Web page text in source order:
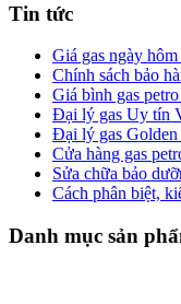
Tin tức
Giá gas ngày
Chính sách bảo
Giá bình gas
Đại lý gas Uy tín
Đại lý gas
Cửa hàng gas
Sửa chữa bảo
Cách phân biệt,
Danh mục sản